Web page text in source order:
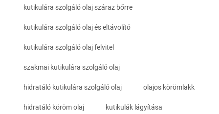
kutikulára szolgáló olaj száraz bőrre
kutikulára szolgáló olaj és eltávolító
kutikulára szolgáló olaj felvitel
szakmai kutikulára szolgáló olaj
hidratáló kutikulára szolgáló olaj olajos körömlakk
hidratáló köröm olaj kutikulák lágyítása